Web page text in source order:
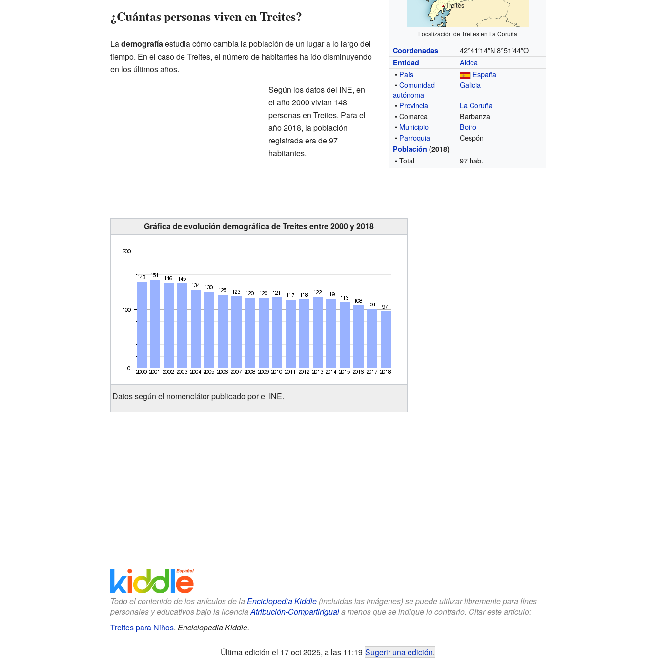
Treites
Localización de Treites en La Coruña
Coordenadas 42°41′14″N 8°51′44″O
Entidad
Aldea
• País
España
•Comunidad
autónoma
Galicia
• Provincia
La Coruña
• Comarca
Barbanza
• Municipio
Boiro
• Parroquia Cespón
Población (2018)
• Total 97 hab.
¿Cuántas personas viven en Treites?
Lademografíaestudia cómo cambia la población de un lugar a lo largo del
tiempo. En el caso de Treites, el número de habitantes ha ido disminuyendo
en los últimos años.
Según los datos del INE, en
el año 2000 vivían 148
personas en Treites. Para el
año 2018, la población
registrada era de 97
habitantes.
Gráfica de evolución demográfica de Treites entre 2000 y 2018
Datos según el nomenclátor publicado por el INE.
Todo el contenido de los artículos de la Enciclopedia Kiddle(incluidas las imágenes) se puede utilizar libremente para fines
personales y educativos bajo la licenciaAtribución-CompartirIguala menos que se indique lo contrario. Citar este artículo:
Treites para Niños. Enciclopedia Kiddle.
Última edición el 17 oct 2025, a las 11:19 Sugerir una edición.